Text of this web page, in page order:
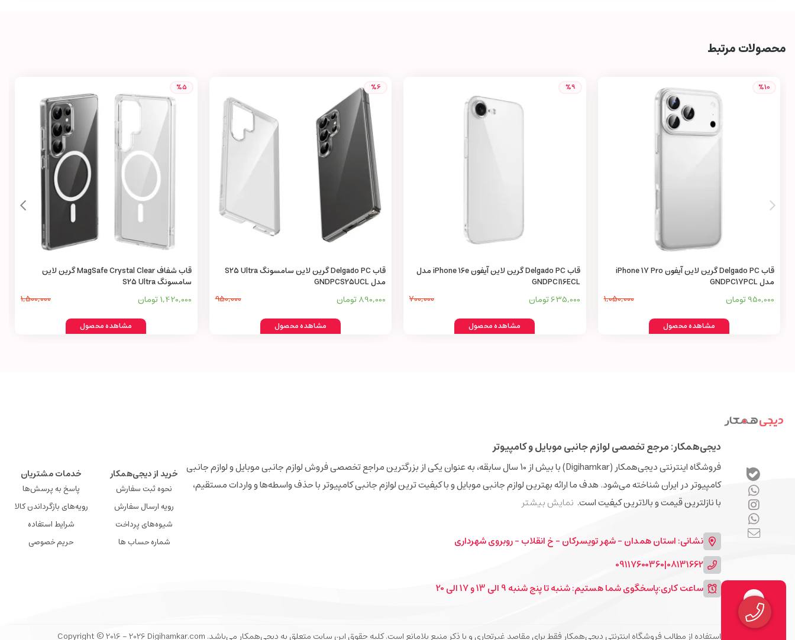
محصولات مرتبط
%10
قاب Delgado PC گرین لاین آیفون iPhone 17 Pro
مدل GNDPC17PCL
950,000 تومان 1,050,000
مشاهده محصول
%9
قاب Delgado PC گرین لاین آیفون iPhone 16e مدل
GNDPCI16ECL
635,000 تومان 700,000
مشاهده محصول
%6
قاب Delgado PC گرین لاین سامسونگ S25 Ultra
مدل GNDPCS25UCL
890,000 تومان 950,000
مشاهده محصول
%5
قاب شفاف MagSafe Crystal Clear گرین لاین
سامسونگ S25 Ultra
1,420,000 تومان 1,500,000
مشاهده محصول
دیجی‌همکار: مرجع تخصصی لوازم جانبی موبایل و کامپیوتر
فروشگاه اینترنتی دیجی‌همکار (Digihamkar) با بیش از 10 سال سابقه، به عنوان یکی از بزرگترین مراجع تخصصی فروش لوازم جانبی موبایل و لوازم جانبی
کامپیوتر در ایران شناخته می‌شود. هدف ما ارائه بهترین لوازم جانبی موبایل و با کیفیت ترین لوازم جانبی کامپیوتر با حذف واسطه‌ها و واردات مستقیم،
با نازلترین قیمت و بالاترین کیفیت است. نمایش بیشتر
نشانی: استان همدان - شهر تویسرکان - خ انقلاب - روبروی شهرداری
08131662
|
09117600360
ساعت کاری:پاسخگوی شما هستیم: شنبه تا پنج شنبه 9 الی 13 و 17 الی 20
خرید از دیجی‌همکار
نحوه ثبت سفارش
رویه ارسال سفارش
شیوه‌های پرداخت
شماره حساب ها
خدمات مشتریان
پاسخ به پرسش‌ها
رویه‌های بازگرداندن کالا
شرایط استفاده
حریم خصوصی
استفاده از مطالب فروشگاه اینترنتی دیجی‌همکار فقط برای مقاصد غیرتجاری و با ذکر منبع بلامانع است. کلیه حقوق این سایت متعلق به دیجی‌همکار می‌باشد. Copyright © 2016 - 2026 Digihamkar.com